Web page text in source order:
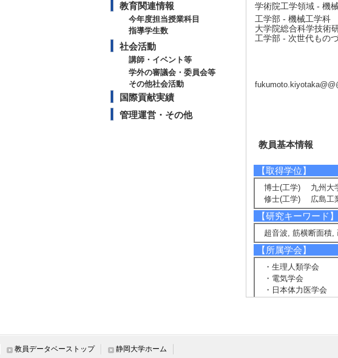
教育関連情報
今年度担当授業科目
指導学生数
社会活動
講師・イベント等
学外の審議会・委員会等
その他社会活動
国際貢献実績
管理運営・その他
学術院工学領域 - 機
工学部 - 機械工学科
大学院総合科学技術
工学部 - 次世代もの
教員基本情報
【取得学位】
博士(工学) 九州
修士(工学) 広島工
【研究キーワード】
超音波, 筋横断面積,
【所属学会】
・生理人類学会
・電気学会
・日本体力医学会
教員データベーストップ 静岡大学ホーム